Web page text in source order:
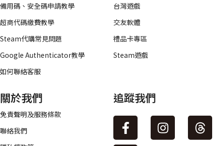
備用碼、安全碼申請教學
超商代碼繳費教學
Steam代購常見問題
Google Authenticator教學
如何聯絡客服
台灣遊戲
交友軟體
禮品卡專區
Steam遊戲
關於我們
免責聲明及服務條款
聯絡我們
追蹤我們